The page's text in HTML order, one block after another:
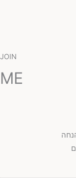
JOIN
ME